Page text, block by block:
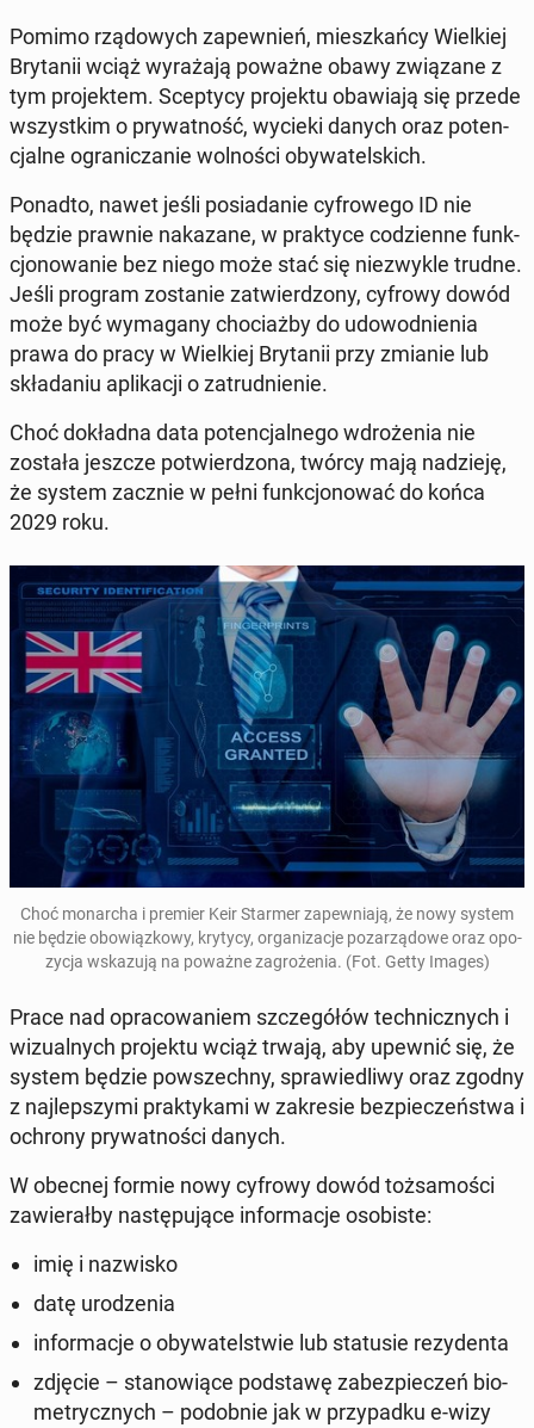
Pomimo rzą­do­wych za­pew­nień, miesz­kań­cy Wiel­kiej
Bry­ta­nii wciąż wy­ra­ża­ją poważne obawy zwią­za­ne z
tym pro­jek­tem. Scep­ty­cy pro­jek­tu oba­wia­ją się przede
wszyst­kim o pry­wat­ność, wycieki danych oraz po­ten­
cjal­ne ogra­ni­cza­nie wol­no­ści oby­wa­tel­skich.
Ponadto, nawet jeśli po­sia­da­nie cy­fro­we­go ID nie
będzie prawnie na­ka­za­ne, w prak­ty­ce co­dzien­ne funk­
cjo­no­wa­nie bez niego może stać się nie­zwy­kle trudne.
Jeśli program zo­sta­nie za­twier­dzo­ny, cyfrowy dowód
może być wy­ma­ga­ny cho­ciaż­by do udo­wod­nie­nia
prawa do pracy w Wiel­kiej Bry­ta­nii przy zmianie lub
skła­da­niu apli­ka­cji o za­trud­nie­nie.
Choć do­kład­na data po­ten­cjal­ne­go wdro­że­nia nie
została jeszcze po­twier­dzo­na, twórcy mają na­dzie­ję,
że system zacznie w pełni funk­cjo­no­wać do końca
2029 roku.
Choć mo­nar­cha i premier Keir Starmer za­pew­nia­ją, że nowy system
nie będzie obo­wiąz­ko­wy, krytycy, or­ga­ni­za­cje po­za­rzą­do­we oraz opo­
zy­cja wska­zu­ją na poważne za­gro­że­nia. (Fot. Getty Images)
Prace nad opra­co­wa­niem szcze­gó­łów tech­nicz­nych i
wi­zu­al­nych pro­jek­tu wciąż trwają, aby upewnić się, że
system będzie po­wszech­ny, spra­wie­dli­wy oraz zgodny
z naj­lep­szy­mi prak­ty­ka­mi w za­kre­sie bez­pie­czeń­stwa i
ochrony pry­wat­no­ści danych.
W obecnej formie nowy cyfrowy dowód toż­sa­mo­ści
za­wie­rał­by na­stę­pu­ją­ce in­for­ma­cje oso­bi­ste:
imię i na­zwi­sko
datę uro­dze­nia
in­for­ma­cje o oby­wa­tel­stwie lub sta­tu­sie re­zy­den­ta
zdjęcie – sta­no­wią­ce pod­sta­wę za­bez­pie­czeń bio­
me­trycz­nych – po­dob­nie jak w przy­pad­ku e-wizy